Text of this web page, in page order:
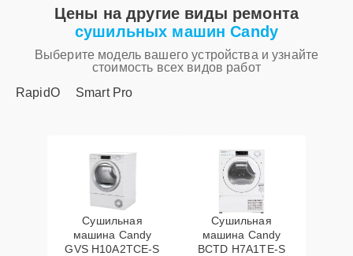
Цены на другие виды ремонта
сушильных машин Candy
Выберите модель вашего устройства и узнайте
стоимость всех видов работ
RapidO
Smart Pro
Сушильная
машина Candy
GVS H10A2TCE-S
Сушильная
машина Candy
BCTD H7A1TE-S